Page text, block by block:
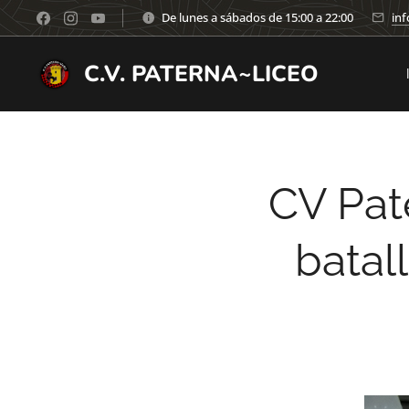
De lunes a sábados de 15:00 a 22:00
C.V. PATERNA~LICEO
CV